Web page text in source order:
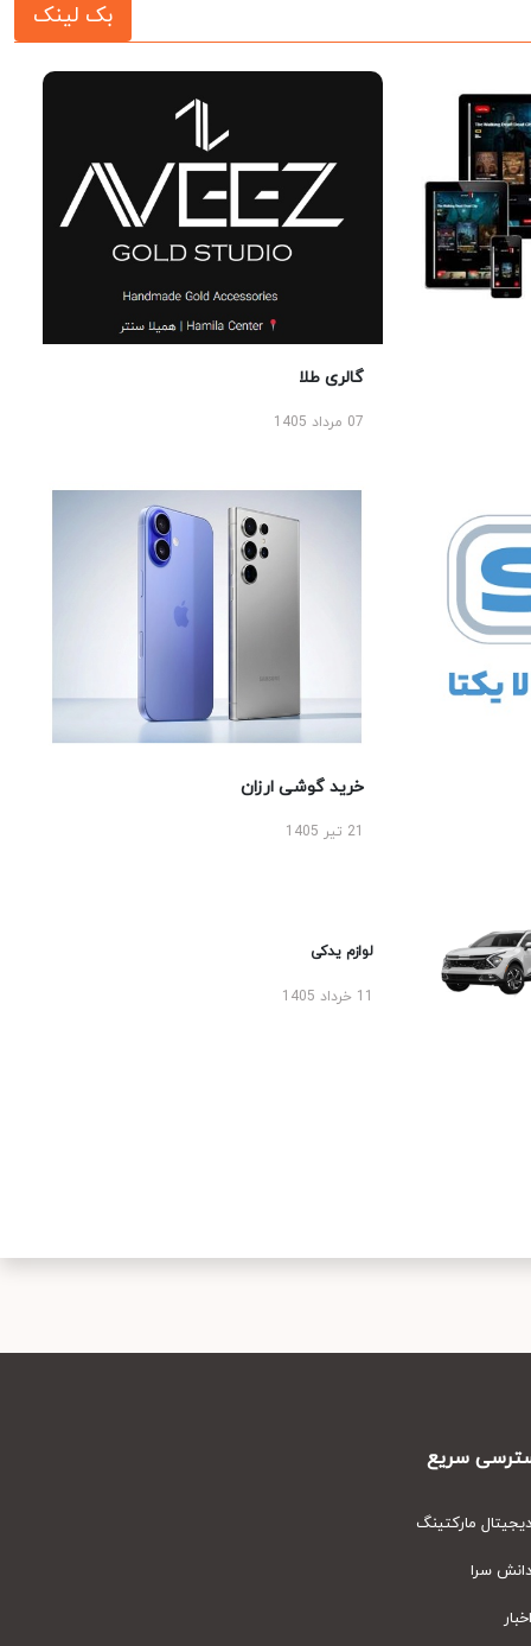
بک لینک
گالری طلا
07 مرداد 1405
خرید گوشی ارزان
لوازم یدکی
سریع
مارکتینگ
سرا